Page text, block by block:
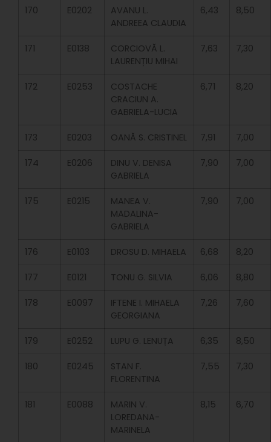
170 E0202
AVANU L.
ANDREEA CLAUDIA
6,43 8,50
171 E0138
CORCIOVĂ L.
LAURENȚIU MIHAI
7,63 7,30
172 E0253
COSTACHE
CRACIUN A.
GABRIELA-LUCIA
6,71 8,20
173 E0203 OANĂ S. CRISTINEL 7,91 7,00
174 E0206
DINU V. DENISA
GABRIELA
7,90 7,00
175 E0215
MANEA V.
MADALINA-
GABRIELA
7,90 7,00
176 E0103 DROSU D. MIHAELA 6,68 8,20
177 E0121 TONU G. SILVIA 6,06 8,80
178 E0097
IFTENE I. MIHAELA
GEORGIANA
7,26 7,60
179 E0252 LUPU G. LENUȚA 6,35 8,50
180 E0245
STAN F.
FLORENTINA
7,55 7,30
181 E0088
MARIN V.
LOREDANA-
MARINELA
8,15 6,70